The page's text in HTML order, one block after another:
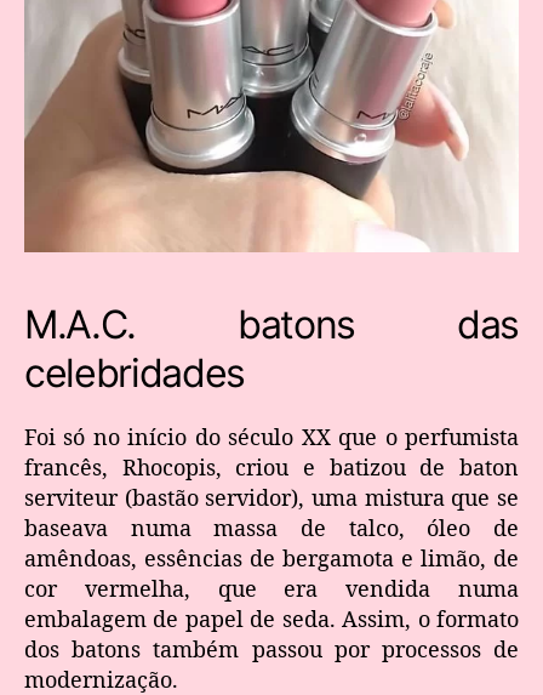
M.A.C. batons das
celebridades
Foi só no início do século XX que o perfumista
francês, Rhocopis, criou e batizou de baton
serviteur (bastão servidor), uma mistura que se
baseava numa massa de talco, óleo de
amêndoas, essências de bergamota e limão, de
cor vermelha, que era vendida numa
embalagem de papel de seda. Assim, o formato
dos batons também passou por processos de
modernização.